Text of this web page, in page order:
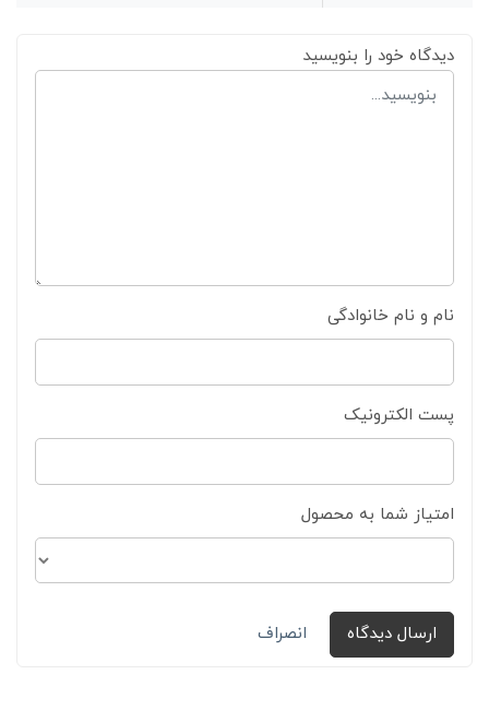
دیدگاه خود را بنویسید
نام و نام خانوادگی
پست الکترونیک
امتیاز شما به محصول
ارسال دیدگاه انصراف